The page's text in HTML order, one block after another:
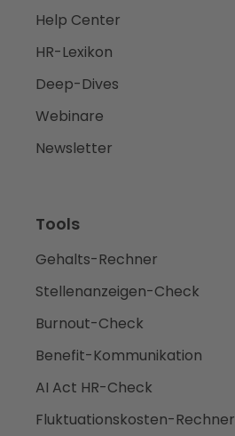
Help Center
HR-Lexikon
Deep-Dives
Webinare
Newsletter
Tools
Gehalts-Rechner
Stellenanzeigen-Check
Burnout-Check
Benefit-Kommunikation
AI Act HR-Check
Fluktuationskosten-Rechner